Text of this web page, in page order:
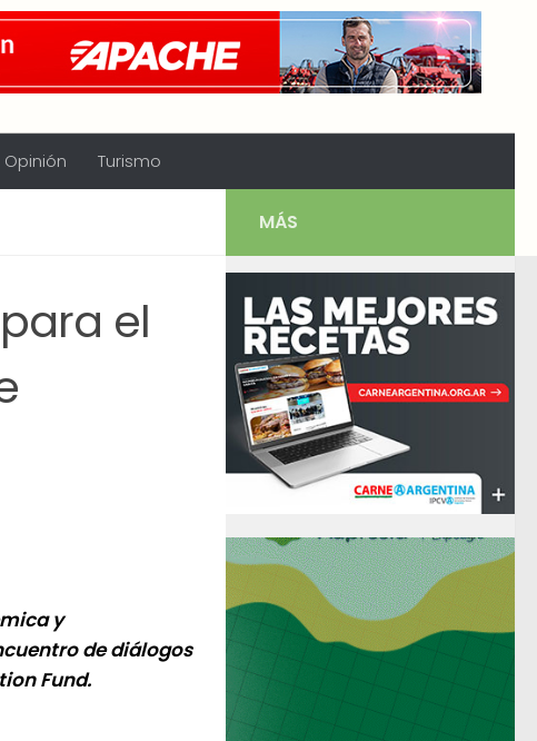
Opinión Turismo
el
y
de diálogos
Fund.
MÁS